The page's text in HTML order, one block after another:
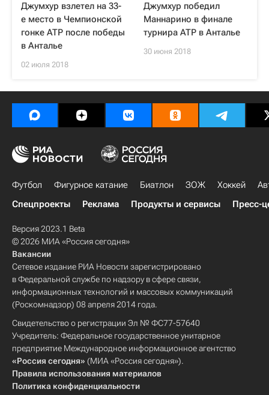
Джумхур взлетел на 33-
е место в Чемпионской
гонке ATP после победы
в Анталье
02 июля 2018
Джумхур победил
Маннарино в финале
турнира ATP в Анталье
30 июня 2018
Футбол Фигурное катание Биатлон ЗОЖ Хоккей
Спецпроекты
Реклама Продукты и сервисы Пресс-
Версия 2023.1 Beta
© 2026 МИА «Россия сегодня»
Вакансии
Сетевое издание РИА Новости зарегистрировано
в Федеральной службе по надзору в сфере связи,
информационных технологий и массовых коммуникаций
(Роскомнадзор) 08 апреля 2014 года.
Свидетельство о регистрации Эл № ФС77-57640
Учредитель: Федеральное государственное унитарное
предприятие Международное информационное агентство
«Россия сегодня» (МИА «Россия сегодня»).
Правила использования материалов
Политика конфиденциальности